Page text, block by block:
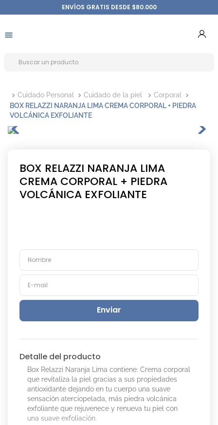
ENVÍOS GRATIS DESDE $80.000
Cuidado Personal Cuidado de la piel
Corporal
BOX RELAZZI NARANJA LIMA CREMA CORPORAL + PIEDRA
VOLCÁNICA EXFOLIANTE
BOX RELAZZI NARANJA LIMA
CREMA CORPORAL + PIEDRA
VOLCÁNICA EXFOLIANTE
Enviar
Detalle del producto
Box Relazzi Naranja Lima contiene: Crema corporal
que revitaliza la piel gracias a sus propiedades
antioxidante dejando en tu cuerpo una suave
sensación aterciopelada, más piedra volcánica
exfoliante que rejuvenece y renueva tu piel con
una suave exfoliación.